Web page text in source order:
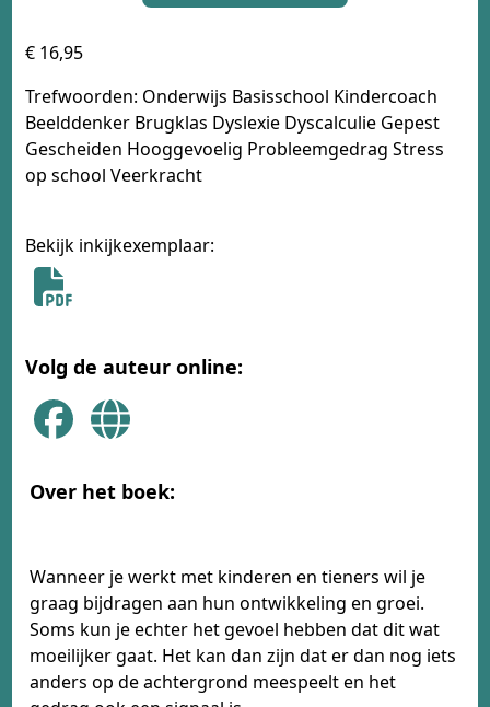
€ 16,95
Trefwoorden: Onderwijs Basisschool Kindercoach
Beelddenker Brugklas Dyslexie Dyscalculie Gepest
Gescheiden Hooggevoelig Probleemgedrag Stress
op school Veerkracht
Bekijk inkijkexemplaar:
Volg de auteur online:
Over het boek:
Wanneer je werkt met kinderen en tieners wil je
graag bijdragen aan hun ontwikkeling en groei.
Soms kun je echter het gevoel hebben dat dit wat
moeilijker gaat. Het kan dan zijn dat er dan nog iets
anders op de achtergrond meespeelt en het